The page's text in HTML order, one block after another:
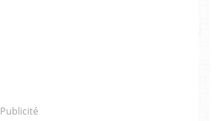
Publicité